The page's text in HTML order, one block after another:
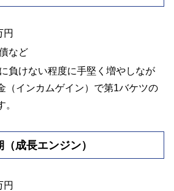
円
など
負けない程度に手堅く増やしなが
（インカムゲイン）で第1バケツの
成長エンジン）
円